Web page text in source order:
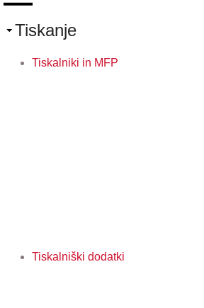
Tiskanje
Tiskalniki in MFP
Tiskalniški dodatki